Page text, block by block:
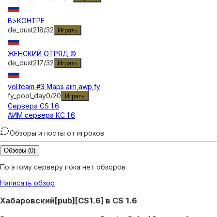
В>КОНТРЕ
de_dust218/32 Играть
ЖЕНСКИЙ ОТРЯД ©
de_dust217/32 Играть
vol.team #3 Maps aim,awp,fy
fy_pool_day0/20 Играть
Сервера CS 1.6
АИМ сервера КС 1.6
Обзоры и посты от игроков
Обзоры (0)
По этому серверу пока нет обзоров.
Написать обзор
Хабаровский[pub][CS1.6] в CS 1.6